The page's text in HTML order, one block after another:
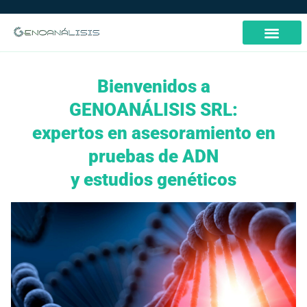
Bienvenidos a
GENOANÁLISIS SRL:
expertos en asesoramiento en
pruebas de ADN
y estudios genéticos